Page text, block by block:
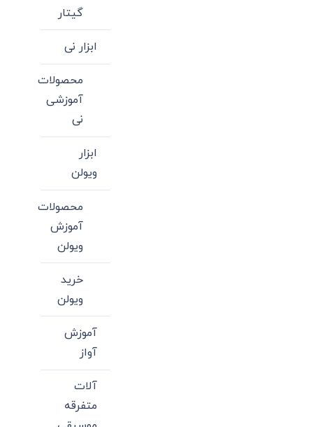
گیتار
ابزار نی
محصولات
آموزشی
نی
ابزار
ویولن
محصولات
آموزش
ویولن
خرید
ویولن
آموزش
آواز
آلات
متفرقه